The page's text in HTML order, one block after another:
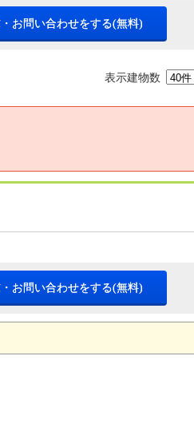
お問い合わせをする(無料)
表示建物数
お問い合わせをする(無料)